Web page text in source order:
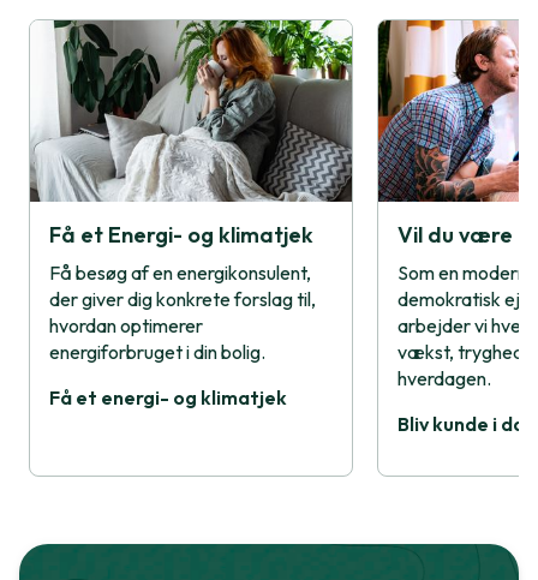
Få et Energi- og klimatjek
Få besøg af en energikonsulent,
der giver dig konkrete forslag til,
hvordan optimerer
energiforbruget i din bolig.
Få et energi- og klimatjek
Vil du være
Som en
demokratisk
arbejder vi hver
vækst, tryghed
hverdagen.
Bliv kunde i dag